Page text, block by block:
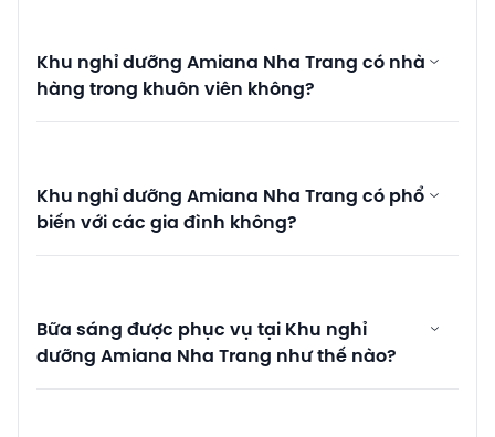
Khu nghỉ dưỡng Amiana Nha Trang có nhà
hàng trong khuôn viên không?
Khu nghỉ dưỡng Amiana Nha Trang có phổ
biến với các gia đình không?
Bữa sáng được phục vụ tại Khu nghỉ
dưỡng Amiana Nha Trang như thế nào?